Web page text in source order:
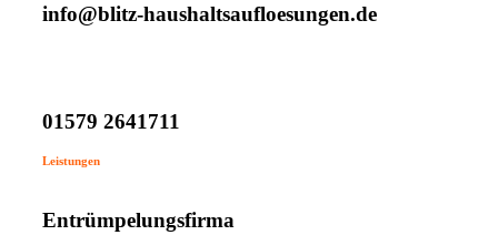
info@blitz-haushaltsaufloesungen.de
01579 2641711
Leistungen
Entrümpelungsfirma